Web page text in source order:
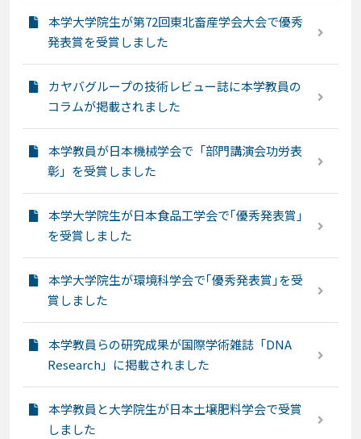
本学大学院生が第72回東北畜産学会大会で優秀
発表賞を受賞しました
カヤバグループの技術レビュー誌に本学教員の
コラムが掲載されました
本学教員が日本機械学会で「部門講演会功労表
彰」を受賞しました
本学大学院生が日本食品工学会で｢優秀発表賞｣
を受賞しました
本学大学院生が環境科学会で｢優秀発表賞｣を受
賞しました
本学教員らの研究成果が国際学術雑誌「DNA
Research」に掲載されました
本学教員と大学院生が日本土壌肥料学会で受賞
しました